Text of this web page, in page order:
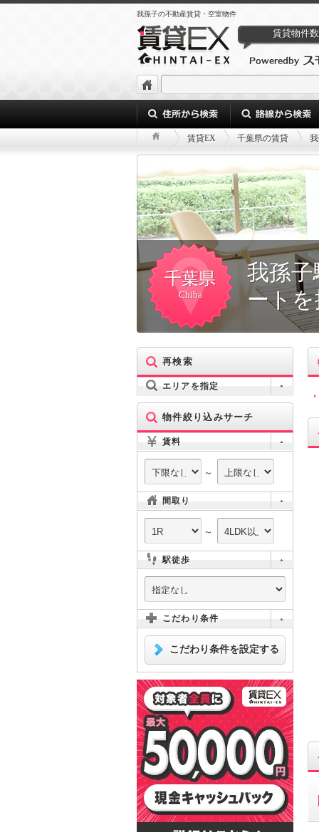
我孫子の不動産賃貸・空室物件
賃貸物件数
賃貸EX 千葉県の賃貸
千葉県
Chiba
我孫
ート
再検索
エリアを指定
物件絞り込みサーチ
賃料
～
間取り
～
駅徒歩
こだわり条件
こだわり条件を設定する